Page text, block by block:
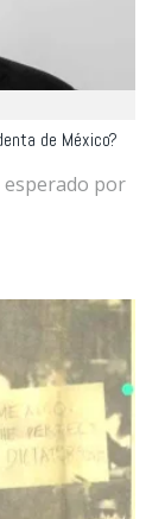
de México?
esperado por